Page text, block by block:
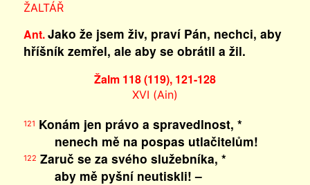
ŽALTÁŘ
Ant.Jako že jsem živ, praví Pán, nechci, aby
hříšník zemřel, ale aby se obrátil a žil.
Žalm 118 (119), 121-128
XVI (Ain)
121 Konám jen právo a spravedlnost, *
nenech mě na pospas utlačitelům!
122 Zaruč se za svého služebníka, *
aby mě pyšní neutiskli! –